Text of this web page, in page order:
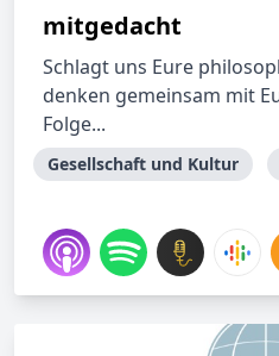
mitgedacht
Schlagt uns Eure
denken gemeinsam mit
Folge...
Gesellschaft und Kultur